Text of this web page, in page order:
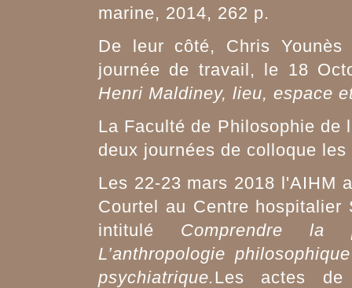
marine, 2014, 262 p.
De leur côté, Chris
journée de travail, le 18
Henri Maldiney, lieu, espace
La Faculté de Philosophie de
deux journées de colloque
Les 22-23 mars 2018 l'AIHM
Courtel au Centre hospitalier
intitulé Comprendre la
L’anthropologie
psychiatrique.Les actes